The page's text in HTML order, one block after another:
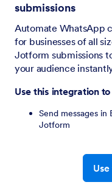
submissions
Automate WhatsApp
for businesses of all
Jotform submissions
your audience
Use this integration to
Send messages in
Jotform